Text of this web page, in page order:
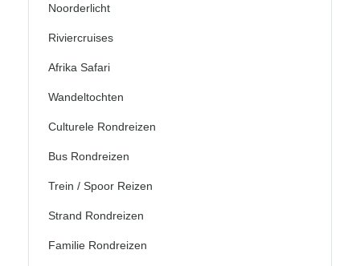
Noorderlicht
Riviercruises
Afrika Safari
Wandeltochten
Culturele Rondreizen
Bus Rondreizen
Trein / Spoor Reizen
Strand Rondreizen
Familie Rondreizen